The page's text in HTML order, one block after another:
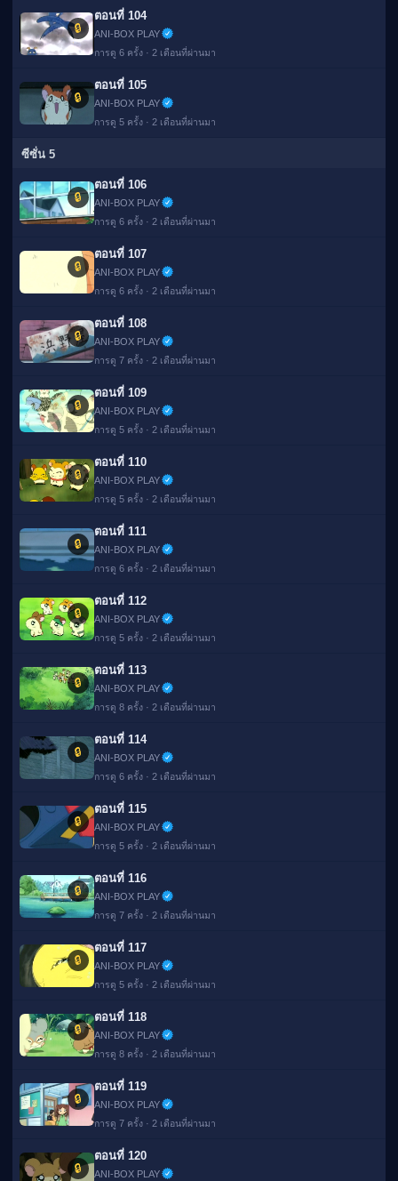
🔒
ตอนที่ 104
ANI-BOX PLAY
การดู 6 ครั้ง · 2 เดือนที่ผ่านมา
🔒
ตอนที่ 105
ANI-BOX PLAY
การดู 5 ครั้ง · 2 เดือนที่ผ่านมา
ซีซั่น 5
🔒
ตอนที่ 106
ANI-BOX PLAY
การดู 6 ครั้ง · 2 เดือนที่ผ่านมา
🔒
ตอนที่ 107
ANI-BOX PLAY
การดู 6 ครั้ง · 2 เดือนที่ผ่านมา
🔒
ตอนที่ 108
ANI-BOX PLAY
การดู 7 ครั้ง · 2 เดือนที่ผ่านมา
🔒
ตอนที่ 109
ANI-BOX PLAY
การดู 5 ครั้ง · 2 เดือนที่ผ่านมา
🔒
ตอนที่ 110
ANI-BOX PLAY
การดู 5 ครั้ง · 2 เดือนที่ผ่านมา
🔒
ตอนที่ 111
ANI-BOX PLAY
การดู 6 ครั้ง · 2 เดือนที่ผ่านมา
🔒
ตอนที่ 112
ANI-BOX PLAY
การดู 5 ครั้ง · 2 เดือนที่ผ่านมา
🔒
ตอนที่ 113
ANI-BOX PLAY
การดู 8 ครั้ง · 2 เดือนที่ผ่านมา
🔒
ตอนที่ 114
ANI-BOX PLAY
การดู 6 ครั้ง · 2 เดือนที่ผ่านมา
🔒
ตอนที่ 115
ANI-BOX PLAY
การดู 5 ครั้ง · 2 เดือนที่ผ่านมา
🔒
ตอนที่ 116
ANI-BOX PLAY
การดู 7 ครั้ง · 2 เดือนที่ผ่านมา
🔒
ตอนที่ 117
ANI-BOX PLAY
การดู 5 ครั้ง · 2 เดือนที่ผ่านมา
🔒
ตอนที่ 118
ANI-BOX PLAY
การดู 8 ครั้ง · 2 เดือนที่ผ่านมา
🔒
ตอนที่ 119
ANI-BOX PLAY
การดู 7 ครั้ง · 2 เดือนที่ผ่านมา
🔒
ตอนที่ 120
ANI-BOX PLAY